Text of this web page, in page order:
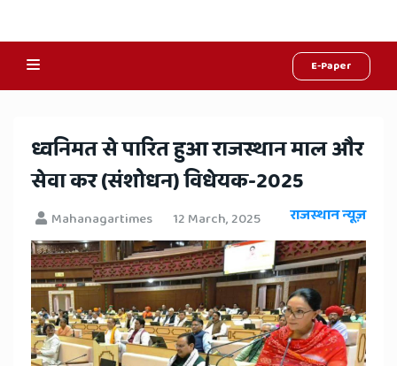
E-Paper
Hindi
News,
Hindi
Samachar,
Jaipur
Rajasthan
News
​ध्वनिमत से पारित हुआ राजस्थान माल और
सेवा कर (संशोधन) विधेयक-2025
Mahanagartimes 12 March, 2025 राजस्थान न्यूज़